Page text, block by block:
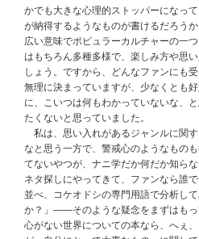
かでも大きな心理的ストッパーになっ
が納得するようなものが書けるだろう
広い意味でポピュラーカルチャーの一
はもちろん多種多様で、楽しみ方や思
しょう。ですから、どんなファンにも
無理に決まっていますが、少なくとも
に、こいつは何もわかっていないな、
たくないと思っていました。
私は、思い入れがあるジャンルに関
なと思う一方で、警戒心のようなもの
てないやつが、ナニ学だか何だか知ら
ネタ探しにやってきて、ファンなら誰
並べ、コケオドシの専門用語で分析し
か？」――そのような疑念をまずはもっ
心がない世界についての本なら、へぇ